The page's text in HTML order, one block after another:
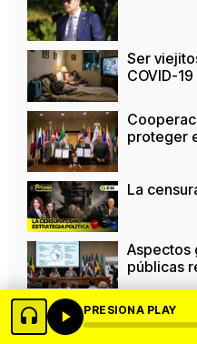
Ser
COVID-
proteger
La
Aspectos
públicas
La
Death of
PRESIONA PLAY